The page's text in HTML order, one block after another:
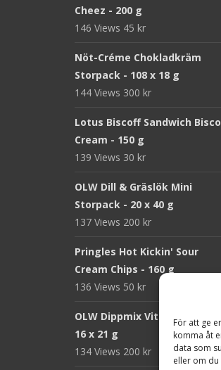
För att ge
komma åt
data som
eller om
Cheez - 200 g
146 Views 45 kr
Nöt-Créme Chokladkräm
Storpack - 108 x 18 g
144 Views 300 kr
Lotus Biscoff Sandwich
Cream - 150 g
139 Views 30 kr
OLW Dill & Gräslök Mini
Storpack - 20 x 40 g
137 Views 200 kr
Pringles Hot Kickin' Sour
Cream Chips - 160 g
136 Views 50 kr
OLW Dippmix Vitlök
16 x 21 g
134 Views 200 kr